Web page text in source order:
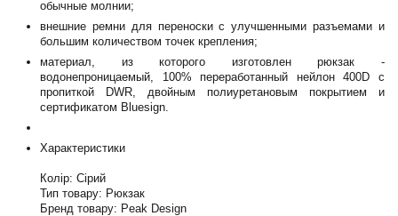
обычные молнии;
внешние ремни для переноски с улучшенными разъемами и
большим количеством точек крепления;
материал, из которого изготовлен рюкзак -
водонепроницаемый, 100% переработанный нейлон 400D с
пропиткой DWR, двойным полиуретановым покрытием и
сертификатом Bluesign.
Характеристики
Колір: Сірий
Тип товару: Рюкзак
Бренд товару: Peak Design